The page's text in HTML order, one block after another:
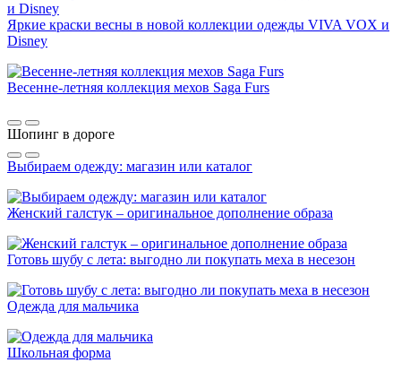
Яркие краски весны в новой коллекции одежды VIVA VOX и
Disney
Весенне-летняя коллекция мехов Saga Furs
Шопинг в дороге
Выбираем одежду: магазин или каталог
Женский галстук – оригинальное дополнение образа
Готовь шубу с лета: выгодно ли покупать меха в несезон
Одежда для мальчика
Школьная форма